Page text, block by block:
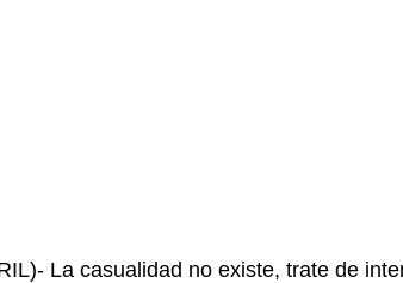
La casualidad no existe, trate de